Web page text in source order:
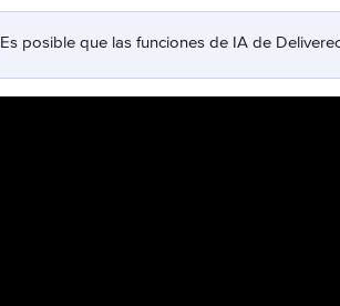
Es posible que las funciones de IA de